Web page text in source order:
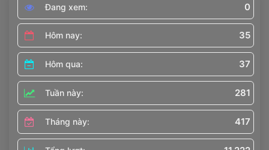
Đang xem: 0
Hôm nay: 35
Hôm qua: 37
Tuần này: 281
Tháng này: 417